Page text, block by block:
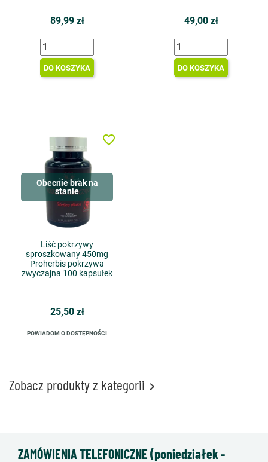
89,99 zł
DO KOSZYKA
49,00 zł
DO KOSZYKA
Obecnie brak na
stanie
Liść pokrzywy
sproszkowany 450mg
Proherbis pokrzywa
zwyczajna 100 kapsułek
25,50 zł
POWIADOM O DOSTĘPNOŚCI
favorite_border
Zobacz produkty z kategorii 
ZAMÓWIENIA TELEFONICZNE (poniedziałek -